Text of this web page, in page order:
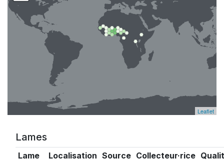
Leaflet
Lames
Lame Localisation Source Collecteur·rice